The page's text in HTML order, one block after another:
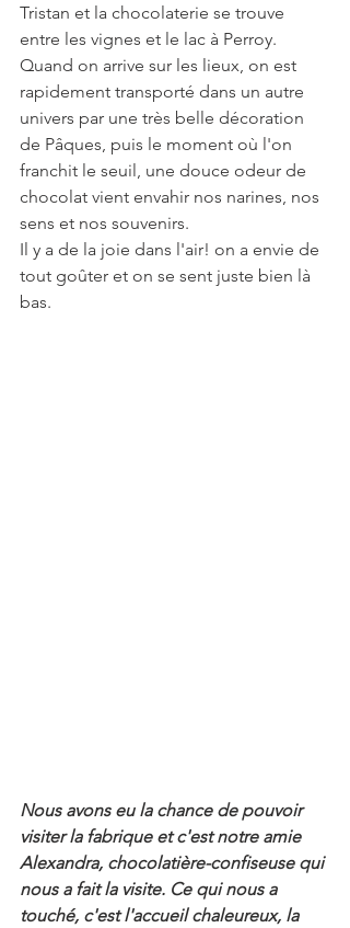
Tristan et la chocolaterie se trouve
entre les vignes et le lac à Perroy.
Quand on arrive sur les lieux, on est
rapidement transporté dans un autre
univers par une très belle décoration
de Pâques, puis le moment où l'on
franchit le seuil, une douce odeur de
chocolat vient envahir nos narines, nos
sens et nos souvenirs.
Il y a de la joie dans l'air! on a envie de
tout goûter et on se sent juste bien là
bas.
Nous avons eu la chance de pouvoir
visiter la fabrique et c'est notre amie
Alexandra, chocolatière-confiseuse qui
nous a fait la visite. Ce qui nous a
touché, c'est l'accueil chaleureux, la